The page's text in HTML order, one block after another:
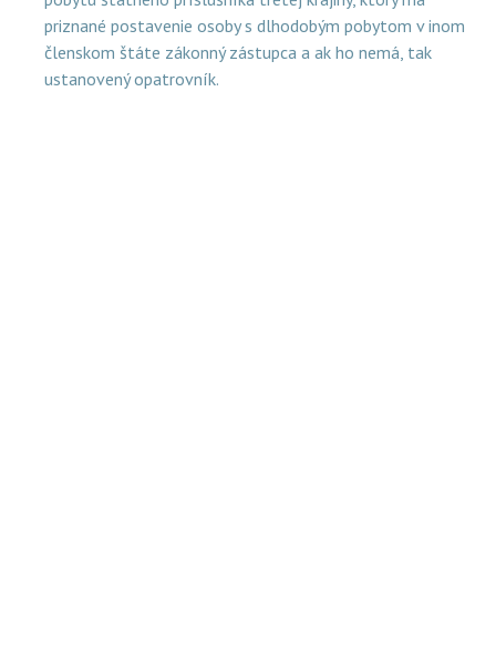
priznané postavenie osoby s dlhodobým pobytom v inom
členskom štáte zákonný zástupca a ak ho nemá, tak
ustanovený opatrovník.